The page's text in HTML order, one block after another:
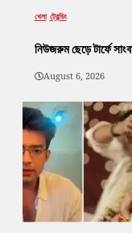
খেলা ট্রেন্ডিং
নিউজরুম ছেড়ে টার্ফে
August 6, 2026